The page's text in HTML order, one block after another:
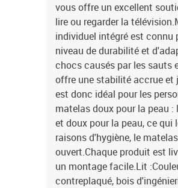
vous offre un excellent
lire ou regarder la
individuel intégré est
niveau de durabilité et
chocs causés par les sauts
offre une stabilité accrue et
est donc idéal pour les
matelas doux pour la peau
et doux pour la peau, ce qui
raisons d'hygiène, le
ouvert.Chaque produit est
un montage facile.Lit
contreplaqué, bois